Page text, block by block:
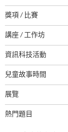
獎項 / 比賽
講座 / 工作坊
資訊科技活動
兒童故事時間
展覽
熱門題目